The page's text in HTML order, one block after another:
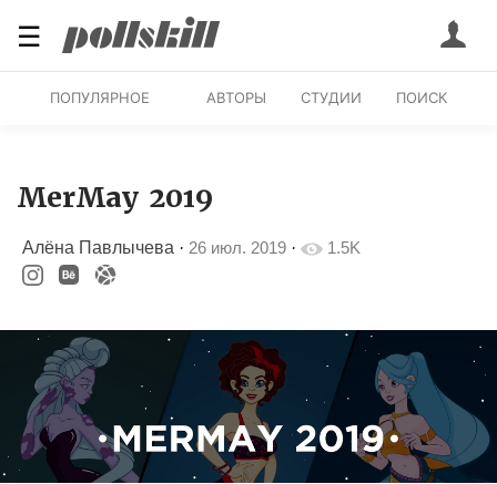
☰
ПОПУЛЯРНОЕ АВТОРЫ СТУДИИ ПОИСК
MerMay 2019
Алёна Павлычева · 26 июл. 2019 · 1.5K